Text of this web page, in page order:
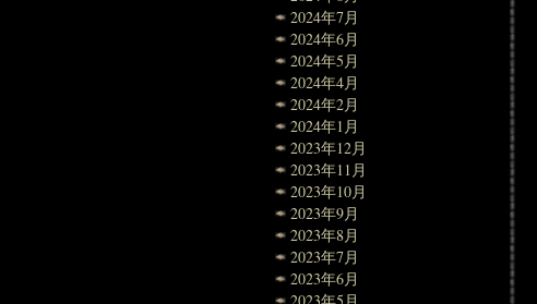
2024年7月
2024年6月
2024年5月
2024年4月
2024年2月
2024年1月
2023年12月
2023年11月
2023年10月
2023年9月
2023年8月
2023年7月
2023年6月